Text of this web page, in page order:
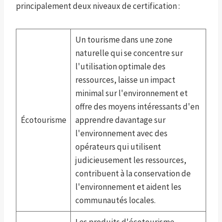
principalement deux niveaux de certification :
Écotourisme
Un tourisme dans une zone
naturelle qui se concentre sur
l'utilisation optimale des
ressources, laisse un impact
minimal sur l'environnement et
offre des moyens intéressants d'en
apprendre davantage sur
l'environnement avec des
opérateurs qui utilisent
judicieusement les ressources,
contribuent à la conservation de
l'environnement et aident les
communautés locales.